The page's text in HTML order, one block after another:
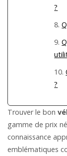
?
?
Trouver le bon
gamme de prix
connaissance
emblématiques